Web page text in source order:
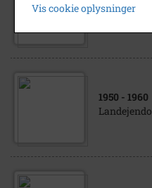
1950 - 1960
Vis cookie oplysninger